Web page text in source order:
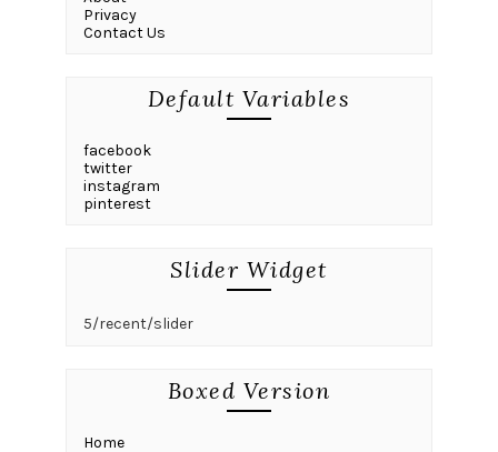
Privacy
Contact Us
Default Variables
facebook
twitter
instagram
pinterest
Slider Widget
5/recent/slider
Boxed Version
Home